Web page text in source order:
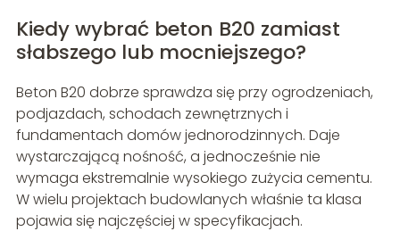
Kiedy wybrać beton B20 zamiast
słabszego lub mocniejszego?
Beton B20 dobrze sprawdza się przy ogrodzeniach,
podjazdach, schodach zewnętrznych i
fundamentach domów jednorodzinnych. Daje
wystarczającą nośność, a jednocześnie nie
wymaga ekstremalnie wysokiego zużycia cementu.
W wielu projektach budowlanych właśnie ta klasa
pojawia się najczęściej w specyfikacjach.